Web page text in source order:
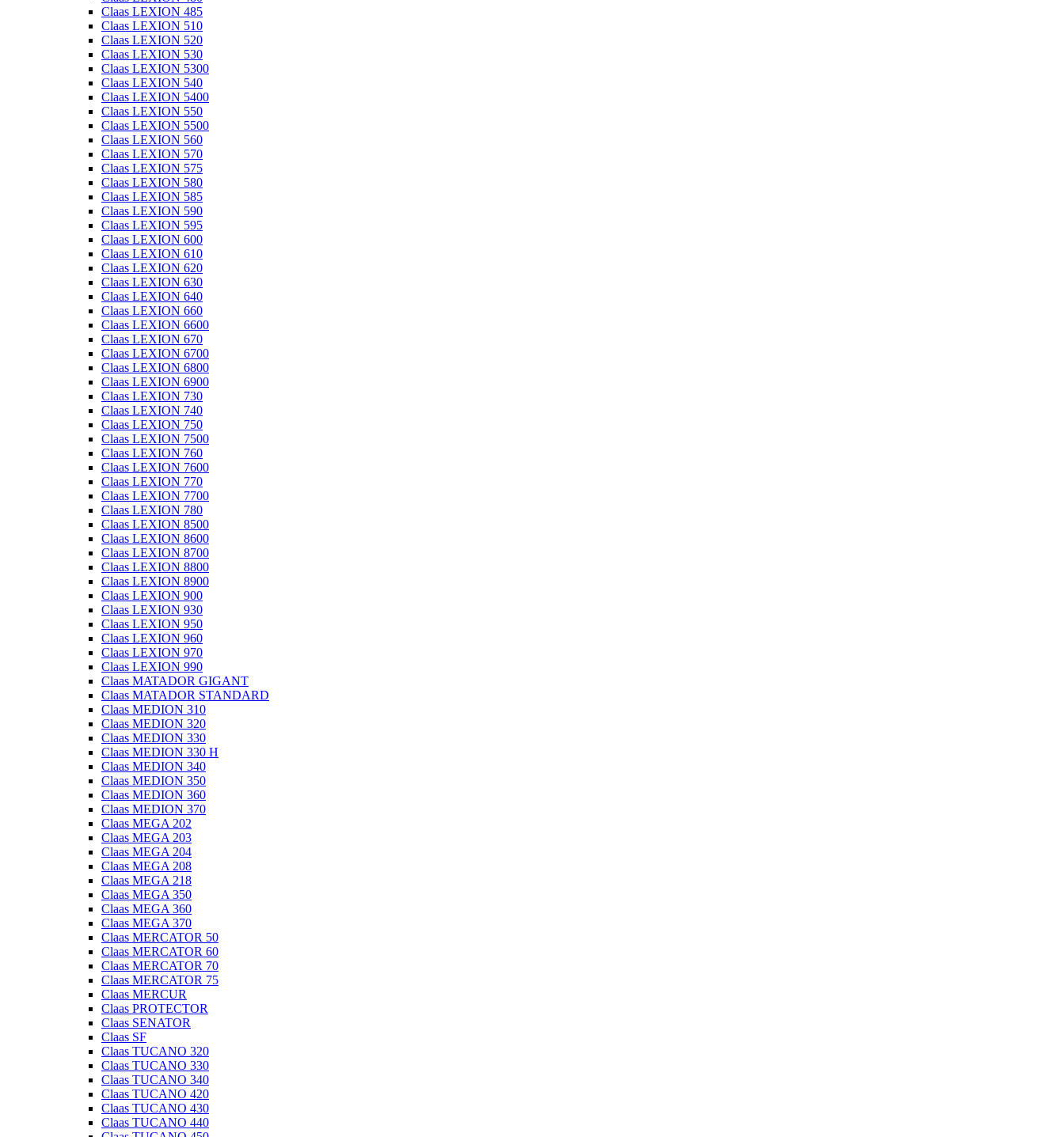
Claas LEXION 485
Claas LEXION 510
Claas LEXION 520
Claas LEXION 530
Claas LEXION 5300
Claas LEXION 540
Claas LEXION 5400
Claas LEXION 550
Claas LEXION 5500
Claas LEXION 560
Claas LEXION 570
Claas LEXION 575
Claas LEXION 580
Claas LEXION 585
Claas LEXION 590
Claas LEXION 595
Claas LEXION 600
Claas LEXION 610
Claas LEXION 620
Claas LEXION 630
Claas LEXION 640
Claas LEXION 660
Claas LEXION 6600
Claas LEXION 670
Claas LEXION 6700
Claas LEXION 6800
Claas LEXION 6900
Claas LEXION 730
Claas LEXION 740
Claas LEXION 750
Claas LEXION 7500
Claas LEXION 760
Claas LEXION 7600
Claas LEXION 770
Claas LEXION 7700
Claas LEXION 780
Claas LEXION 8500
Claas LEXION 8600
Claas LEXION 8700
Claas LEXION 8800
Claas LEXION 8900
Claas LEXION 900
Claas LEXION 930
Claas LEXION 950
Claas LEXION 960
Claas LEXION 970
Claas LEXION 990
Claas MATADOR GIGANT
Claas MATADOR STANDARD
Claas MEDION 310
Claas MEDION 320
Claas MEDION 330
Claas MEDION 330 H
Claas MEDION 340
Claas MEDION 350
Claas MEDION 360
Claas MEDION 370
Claas MEGA 202
Claas MEGA 203
Claas MEGA 204
Claas MEGA 208
Claas MEGA 218
Claas MEGA 350
Claas MEGA 360
Claas MEGA 370
Claas MERCATOR 50
Claas MERCATOR 60
Claas MERCATOR 70
Claas MERCATOR 75
Claas MERCUR
Claas PROTECTOR
Claas SENATOR
Claas SF
Claas TUCANO 320
Claas TUCANO 330
Claas TUCANO 340
Claas TUCANO 420
Claas TUCANO 430
Claas TUCANO 440